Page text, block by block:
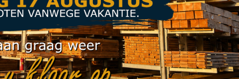
Red
glad 23
NewTechWood Red
Cedar composiet
vlonderplanken
houtstructuur/glad 23
x 210mm
From:€59,80